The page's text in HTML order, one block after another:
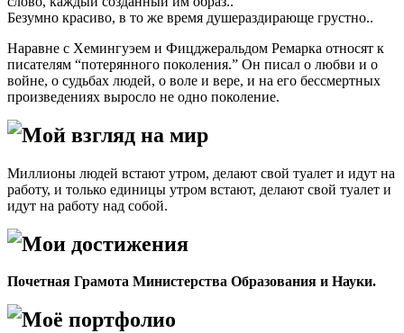
Безумно красиво, в то же время душераздирающе грустно..
Наравне с Хемингуэем и Фицджеральдом Ремарка относят к
писателям “потерянного поколения.” Он писал о любви и о
войне, о судьбах людей, о воле и вере, и на его бессмертных
произведениях выросло не одно поколение.
Мой взгляд на мир
Миллионы людей встают утром, делают свой туалет и идут на
работу, и только единицы утром встают, делают свой туалет и
идут на работу над собой.
Мои достижения
Почетная Грамота Министерства Образования и Науки.
Моё портфолио